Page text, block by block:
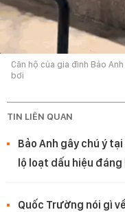
Căn hộ của gia đình Bảo
bơi
TIN LIÊN QUAN
Bảo Anh gây chú ý
lộ loạt dấu hiệu đáng
Quốc Trường nói gì